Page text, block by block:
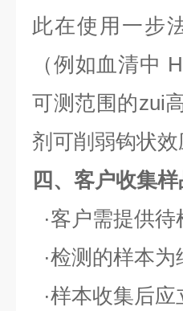
此在使用一步
（例如血清中
可测范围的zui
剂可削弱钩状效
四、客户收集
·客户需提供
·检测的样本
·样本收集后应